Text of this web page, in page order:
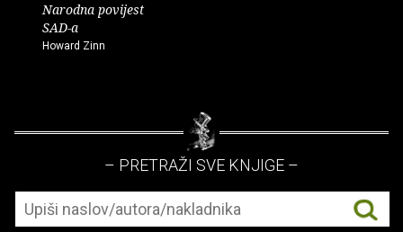
Narodna povijest
SAD-a
Howard Zinn
– PRETRAŽI SVE KNJIGE –